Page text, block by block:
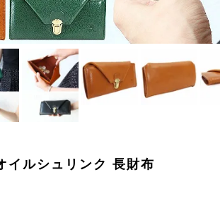
イルシュリンク 長財布